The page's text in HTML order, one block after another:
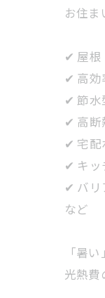
お住ま
✔ 屋根
✔ 高効
✔ 節水
✔ 高断
✔ 宅配
✔ キッ
✔ バリ
など
「暑
光熱費